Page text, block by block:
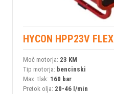
HYCON HPP23V FLEX
Moč motorja: 23 KM
Tip motorja: bencinski
Max. tlak: 160 bar
Pretok olja: 20-46 l/min